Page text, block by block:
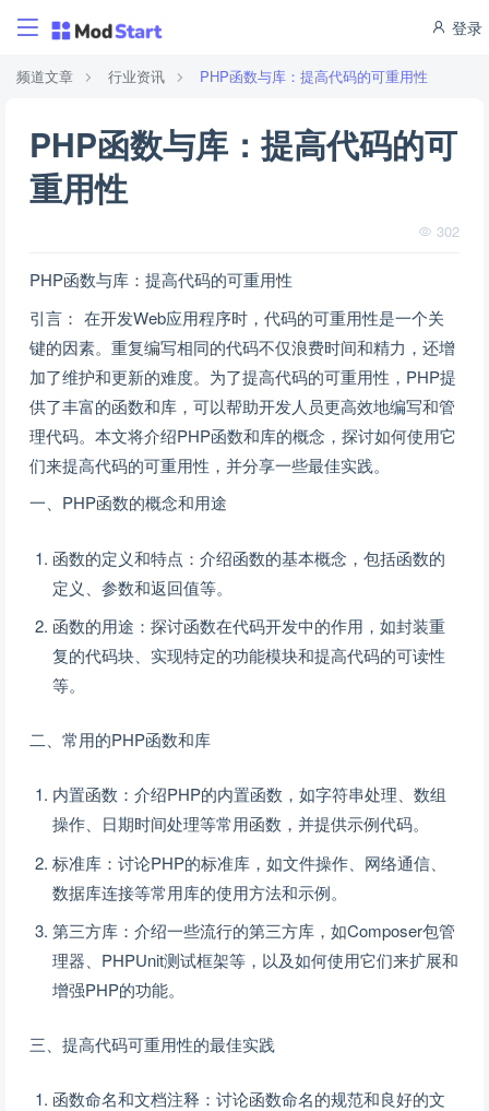
登录
频道文章 行业资讯 PHP函数与库：提高代码的可重用性
PHP函数与库：提高代码的可
重用性
302
PHP函数与库：提高代码的可重用性
引言： 在开发Web应用程序时，代码的可重用性是一个关
键的因素。重复编写相同的代码不仅浪费时间和精力，还增
加了维护和更新的难度。为了提高代码的可重用性，PHP提
供了丰富的函数和库，可以帮助开发人员更高效地编写和管
理代码。本文将介绍PHP函数和库的概念，探讨如何使用它
们来提高代码的可重用性，并分享一些最佳实践。
一、PHP函数的概念和用途
函数的定义和特点：介绍函数的基本概念，包括函数的
定义、参数和返回值等。
函数的用途：探讨函数在代码开发中的作用，如封装重
复的代码块、实现特定的功能模块和提高代码的可读性
等。
二、常用的PHP函数和库
内置函数：介绍PHP的内置函数，如字符串处理、数组
操作、日期时间处理等常用函数，并提供示例代码。
标准库：讨论PHP的标准库，如文件操作、网络通信、
数据库连接等常用库的使用方法和示例。
第三方库：介绍一些流行的第三方库，如Composer包管
理器、PHPUnit测试框架等，以及如何使用它们来扩展和
增强PHP的功能。
三、提高代码可重用性的最佳实践
函数命名和文档注释：讨论函数命名的规范和良好的文